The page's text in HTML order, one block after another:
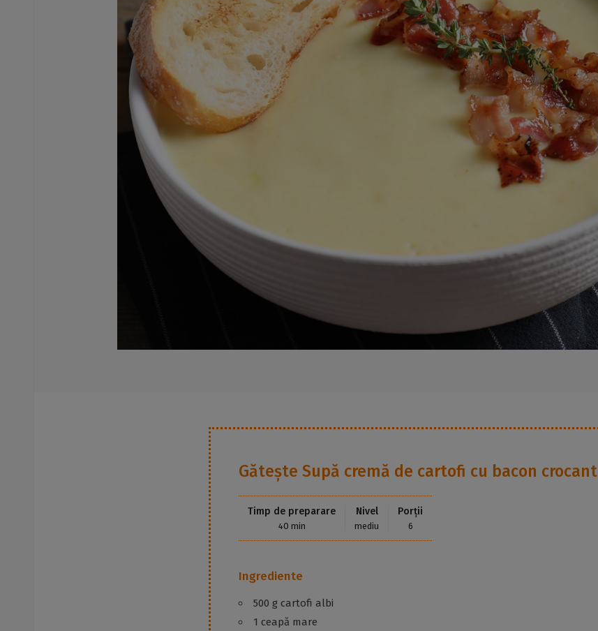
Gătește Supă cremă de cartofi cu bacon crocant
Timp de preparare
40 min
Nivel
mediu
Porții
6
Ingrediente
500 g cartofi albi
1 ceapă mare